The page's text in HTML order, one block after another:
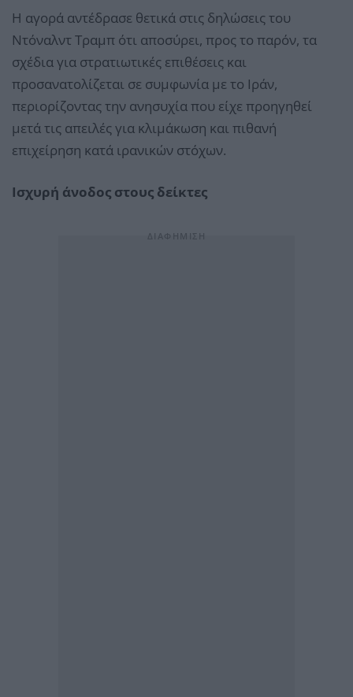
Η αγορά αντέδρασε θετικά στις δηλώσεις του
Ντόναλντ Τραμπ ότι αποσύρει, προς το παρόν, τα
σχέδια για στρατιωτικές επιθέσεις και
προσανατολίζεται σε συμφωνία με το Ιράν,
περιορίζοντας την ανησυχία που είχε προηγηθεί
μετά τις απειλές για κλιμάκωση και πιθανή
επιχείρηση κατά ιρανικών στόχων.
Ισχυρή άνοδος στους δείκτες